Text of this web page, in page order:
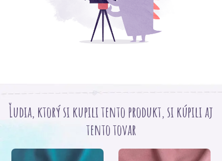
Ľudia, ktorý si kupili tento produkt, si kúpili aj
tento tovar